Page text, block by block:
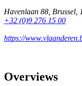
Havenlaan 88 Brussel
+32 (0)9 276 15 00
https://
Overviews